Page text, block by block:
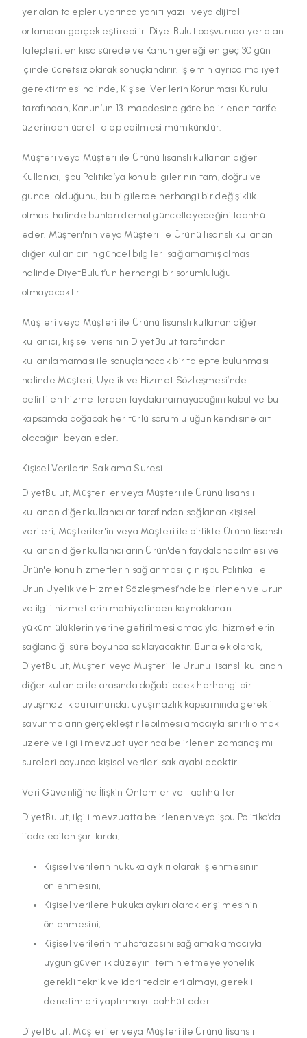
yer alan talepler uyarınca yanıtı yazılı veya dijital
ortamdan gerçekleştirebilir. DiyetBulut başvuruda yer alan
talepleri, en kısa sürede ve Kanun gereği en geç 30 gün
içinde ücretsiz olarak sonuçlandırır. İşlemin ayrıca maliyet
gerektirmesi halinde, Kişisel Verilerin Korunması Kurulu
tarafından, Kanun’un 13. maddesine göre belirlenen tarife
üzerinden ücret talep edilmesi mümkündür.
Müşteri veya Müşteri ile Ürünü lisanslı kullanan diğer
Kullanıcı, işbu Politika’ya konu bilgilerinin tam, doğru ve
güncel olduğunu, bu bilgilerde herhangi bir değişiklik
olması halinde bunları derhal güncelleyeceğini taahhüt
eder. Müşteri'nin veya Müşteri ile Ürünü lisanslı kullanan
diğer kullanıcının güncel bilgileri sağlamamış olması
halinde DiyetBulut’un herhangi bir sorumluluğu
olmayacaktır.
Müşteri veya Müşteri ile Ürünü lisanslı kullanan diğer
kullanıcı, kişisel verisinin DiyetBulut tarafından
kullanılamaması ile sonuçlanacak bir talepte bulunması
halinde Müşteri, Üyelik ve Hizmet Sözleşmesi’nde
belirtilen hizmetlerden faydalanamayacağını kabul ve bu
kapsamda doğacak her türlü sorumluluğun kendisine ait
olacağını beyan eder.
Kişisel Verilerin Saklama Süresi
DiyetBulut, Müşteriler veya Müşteri ile Ürünü lisanslı
kullanan diğer kullanıcılar tarafından sağlanan kişisel
verileri, Müşteriler'in veya Müşteri ile birlikte Ürünü lisanslı
kullanan diğer kullanıcıların Ürün'den faydalanabilmesi ve
Ürün'e konu hizmetlerin sağlanması için işbu Politika ile
Ürün Üyelik ve Hizmet Sözleşmesi’nde belirlenen ve Ürün
ve ilgili hizmetlerin mahiyetinden kaynaklanan
yükümlülüklerin yerine getirilmesi amacıyla, hizmetlerin
sağlandığı süre boyunca saklayacaktır. Buna ek olarak,
DiyetBulut, Müşteri veya Müşteri ile Ürünü lisanslı kullanan
diğer kullanıcı ile arasında doğabilecek herhangi bir
uyuşmazlık durumunda, uyuşmazlık kapsamında gerekli
savunmaların gerçekleştirilebilmesi amacıyla sınırlı olmak
üzere ve ilgili mevzuat uyarınca belirlenen zamanaşımı
süreleri boyunca kişisel verileri saklayabilecektir.
Veri Güvenliğine İlişkin Önlemler ve Taahhütler
DiyetBulut, ilgili mevzuatta belirlenen veya işbu Politika’da
ifade edilen şartlarda,
Kişisel verilerin hukuka aykırı olarak işlenmesinin
önlenmesini,
Kişisel verilere hukuka aykırı olarak erişilmesinin
önlenmesini,
Kişisel verilerin muhafazasını sağlamak amacıyla
uygun güvenlik düzeyini temin etmeye yönelik
gerekli teknik ve idari tedbirleri almayı, gerekli
denetimleri yaptırmayı taahhüt eder.
DiyetBulut, Müşteriler veya Müşteri ile Ürünü lisanslı